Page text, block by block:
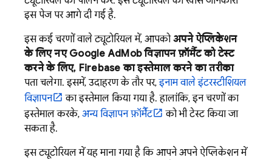
इस पेज पर आगे दी गई है.
इस कई चरणों वाले ट्यूटोरियल में, आपकोअपने ऐप्लिकेशन
के लिए नए Google AdMobविज्ञापन फ़ॉर्मैट को टेस्ट
करने के लिए, Firebase का इस्तेमाल करने का तरीका
पता चलेगा. इसमें, उदाहरण के तौर पर,इनाम वाले इंटरस्टीशियल
विज्ञापन
का इस्तेमाल किया गया है. हालांकि, इन चरणों का
इस्तेमाल करके, अन्य विज्ञापन फ़ॉर्मैट
को भी टेस्ट किया जा
सकता है.
इस ट्यूटोरियल में यह माना गया है कि आपने अपने ऐप्लिकेशन में